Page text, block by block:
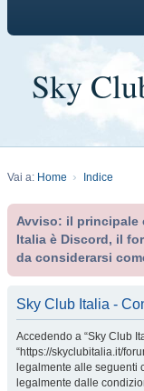
Sky
Vai a: Home Indice
Avviso: il principale
Italia è Discord, il
da considerarsi
Sky Club Italia -
Accedendo a “Sky Club
“https://skyclubitalia.it/
legalmente alle seguenti
legalmente dalle